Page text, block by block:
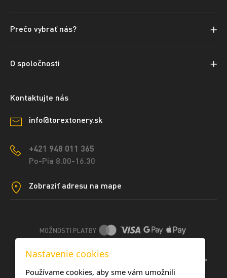
Prečo vybrať nás?
O spoločnosti
Kontaktujte nás
info@torextonery.sk
+421 948 011 365
Po-Pia 8.00-16.30
Zobraziť adresu na mape
MOŽNOSTI PLATBY
Nastavenie cookies
Používame cookies, aby sme vám umožnili